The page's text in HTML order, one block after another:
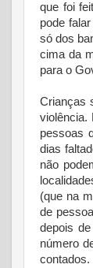
que foi
pode
só dos
cima da
para o
Crianças
violência.
pessoas
dias
não
(que na
de
depois
número